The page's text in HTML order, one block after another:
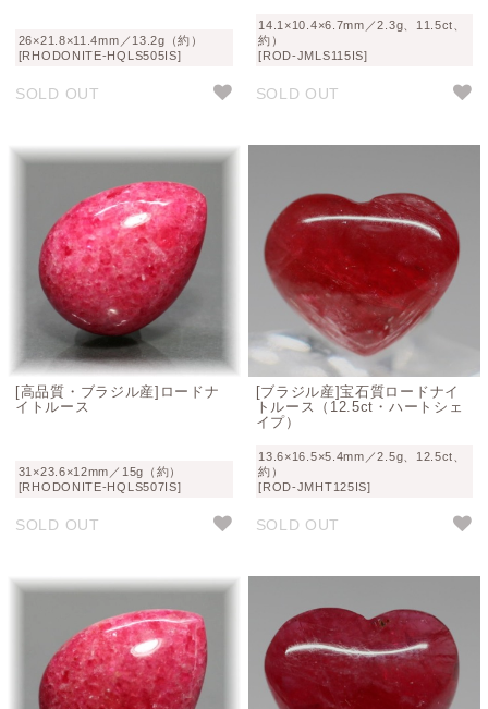
26×21.8×11.4mm／13.2g（約）
[RHODONITE-HQLS505IS]
SOLD OUT
14.1×10.4×6.7mm／2.3g、11.5ct、
約）
[ROD-JMLS115IS]
SOLD OUT
[高品質・ブラジル産]ロードナ
イトルース
31×23.6×12mm／15g（約）
[RHODONITE-HQLS507IS]
SOLD OUT
[ブラジル産]宝石質ロードナイ
トルース（12.5ct・ハートシェ
イプ）
13.6×16.5×5.4mm／2.5g、12.5ct、
約）
[ROD-JMHT125IS]
SOLD OUT